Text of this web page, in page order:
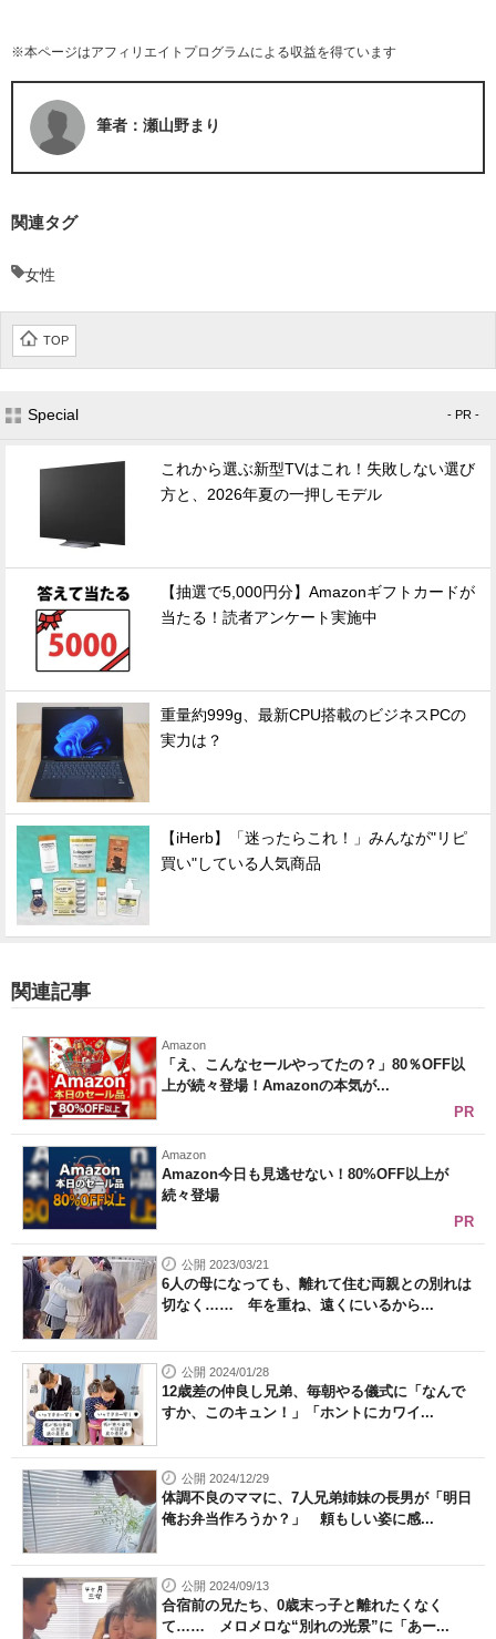
※本ページはアフィリエイトプログラムによる収益を得ています
筆者：瀬山野まり
関連タグ
女性
TOP
Special - PR -
これから選ぶ新型TVはこれ！失敗しない選び
方と、2026年夏の一押しモデル
【抽選で5,000円分】Amazonギフトカードが
当たる！読者アンケート実施中
重量約999g、最新CPU搭載のビジネスPCの
実力は？
【iHerb】「迷ったらこれ！」みんなが"リピ
買い"している人気商品
関連記事
Amazon
「え、こんなセールやってたの？」80％OFF以
上が続々登場！Amazonの本気が...
PR
Amazon
Amazon今日も見逃せない！80%OFF以上が
続々登場
PR
公開 2023/03/21
6人の母になっても、離れて住む両親との別れは
切なく…… 年を重ね、遠くにいるから...
公開 2024/01/28
12歳差の仲良し兄弟、毎朝やる儀式に「なんで
すか、このキュン！」「ホントにカワイ...
公開 2024/12/29
体調不良のママに、7人兄弟姉妹の長男が「明日
俺お弁当作ろうか？」 頼もしい姿に感...
公開 2024/09/13
合宿前の兄たち、0歳末っ子と離れたくなく
て…… メロメロな“別れの光景”に「あー...